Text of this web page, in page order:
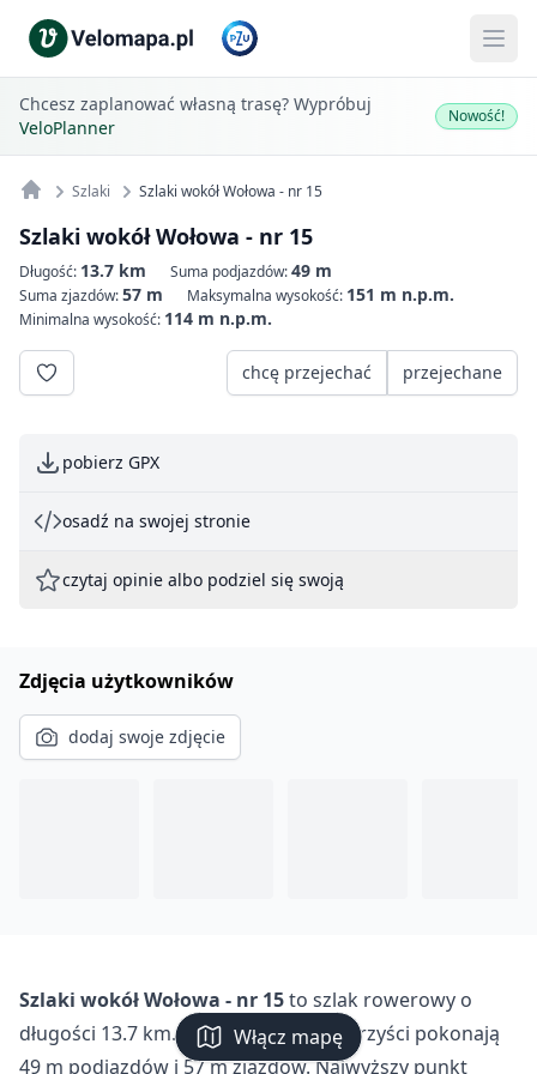
Włącz mapę
Chcesz zaplanować własną trasę? Wypróbuj
VeloPlanner
Nowość!
Szlaki Szlaki wokół Wołowa - nr 15
Szlaki wokół Wołowa - nr 15
Długość: 13.7 km Suma podjazdów:49 m
Suma zjazdów:57 m Maksymalna wysokość: 151 m n.p.m.
Minimalna wysokość: 114 m n.p.m.
chcę przejechać przejechane
pobierz GPX
osadź na swojej stronie
czytaj opinie albo podziel się swoją
Zdjęcia użytkowników
dodaj swoje zdjęcie
Szlaki wokół Wołowa - nr 15to szlak rowerowy o
długości 13.7 km. Podczas trasy rowerzyści pokonają
49 m podjazdów i 57 m zjazdów. Najwyższy punkt